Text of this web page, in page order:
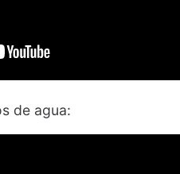
de agua: